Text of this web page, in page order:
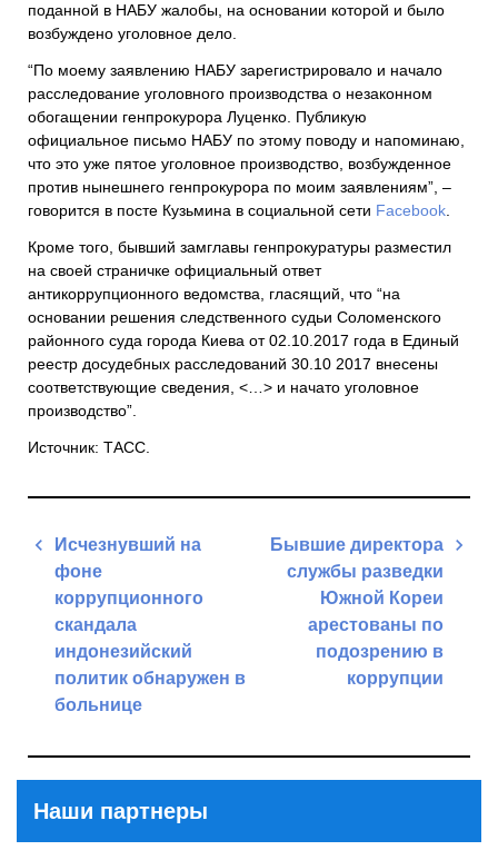
поданной в НАБУ жалобы, на основании которой и было
возбуждено уголовное дело.
“По моему заявлению НАБУ зарегистрировало и начало
расследование уголовного производства о незаконном
обогащении генпрокурора Луценко. Публикую
официальное письмо НАБУ по этому поводу и напоминаю,
что это уже пятое уголовное производство, возбужденное
против нынешнего генпрокурора по моим заявлениям”, –
говорится в посте Кузьмина в социальной сети Facebook.
Кроме того, бывший замглавы генпрокуратуры разместил
на своей страничке официальный ответ
антикоррупционного ведомства, гласящий, что “на
основании решения следственного судьи Соломенского
районного суда города Киева от 02.10.2017 года в Единый
реестр досудебных расследований 30.10 2017 внесены
соответствующие сведения, <…> и начато уголовное
производство”.
Источник: ТАСС.
Навигация
записям
Исчезнувший на
фоне
коррупционного
скандала
индонезийский
политик обнаружен в
больнице
Бывшие директора
службы разведки
Южной Кореи
арестованы по
подозрению в
коррупции
Наши партнеры